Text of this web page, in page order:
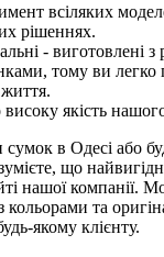
всіляких
рішеннях.
- виготовлені з
тому ви легко
якість
сумок в Одесі або
що
нашої компанії.
кольорами та
якому клієнту.